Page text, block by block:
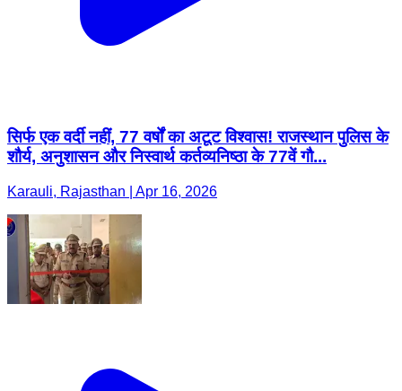
सिर्फ एक वर्दी नहीं, 77 वर्षों का अटूट विश्वास! राजस्थान पुलिस के
शौर्य, अनुशासन और निस्वार्थ कर्तव्यनिष्ठा के 77वें गौ...
Karauli, Rajasthan | Apr 16, 2026